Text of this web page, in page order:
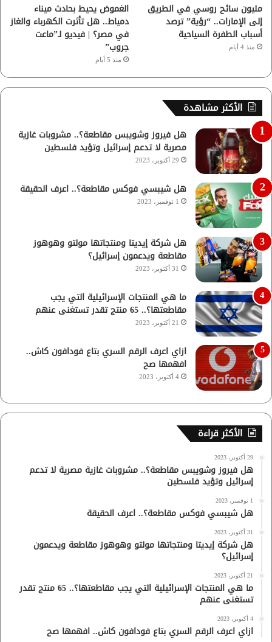
مليون سائح روسي في الطريق
إلى الإمارات.. “رؤية” ترصد
أسباب الطفرة السياحية
منذ 4 أيام
الغموض يحيط بحادث ميناء
دمياط.. هل تأثرت الكهرباء والغاز
في مصر؟ | فيديو لـ”ماعت
جروب”
منذ 5 أيام
الأكثر مشاهدة
هل فيروز وشويبس مقاطعة؟.. مشروبات غازية
مصرية لا تدعم إسرائيل وتؤيد فلسطين
29 أكتوبر، 2023
هل شيبسي فوكس مقاطعة؟.. اعرف الحقيقة
1 نوفمبر، 2023
هل شركة إيديتا ومنتجاتها مولتو وهوهوز
مقاطعة ويدعمون إسرائيل؟
31 أكتوبر، 2023
ما هي المنتجات الإسرائيلية التي يجب
مقاطعتها؟.. 65 منتج تقدر تستغنى عنهم
21 أكتوبر، 2023
ازاي اعرف الرقم السري بتاع فودافون كاش..
افهمها صح
4 أكتوبر، 2023
الأكثر قراءة
29 أكتوبر، 2023
هل فيروز وشويبس مقاطعة؟.. مشروبات غازية مصرية لا تدعم
إسرائيل وتؤيد فلسطين
1 نوفمبر، 2023
هل شيبسي فوكس مقاطعة؟.. اعرف الحقيقة
31 أكتوبر، 2023
هل شركة إيديتا ومنتجاتها مولتو وهوهوز مقاطعة ويدعمون
إسرائيل؟
21 أكتوبر، 2023
ما هي المنتجات الإسرائيلية التي يجب مقاطعتها؟.. 65 منتج تقدر
تستغنى عنهم
4 أكتوبر، 2023
ازاي اعرف الرقم السري بتاع فودافون كاش.. افهمها صح